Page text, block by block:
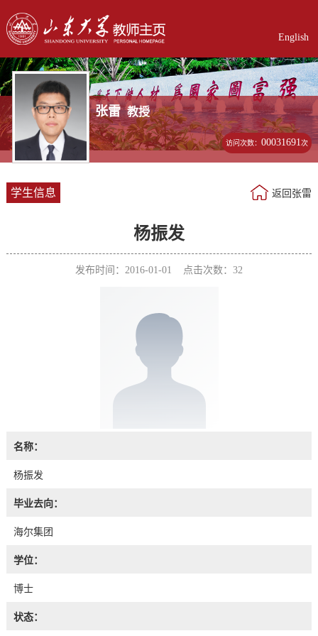
English
张雷 教授
访问次数：00031691次
学生信息 返回张雷
杨振发
发布时间：2016-01-01 点击次数： 32
名称：
杨振发
毕业去向：
海尔集团
学位：
博士
状态：